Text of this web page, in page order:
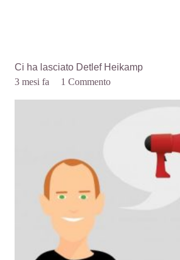
Ci ha lasciato Detlef Heikamp
3 mesi fa
1Commento